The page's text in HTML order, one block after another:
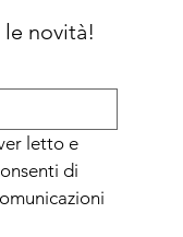
novità!
letto e
di